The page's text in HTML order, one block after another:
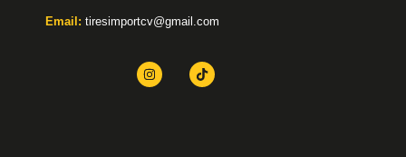
Email: tiresimportcv@gmail.com